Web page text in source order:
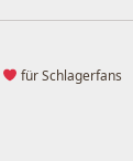
für Schlagerfans